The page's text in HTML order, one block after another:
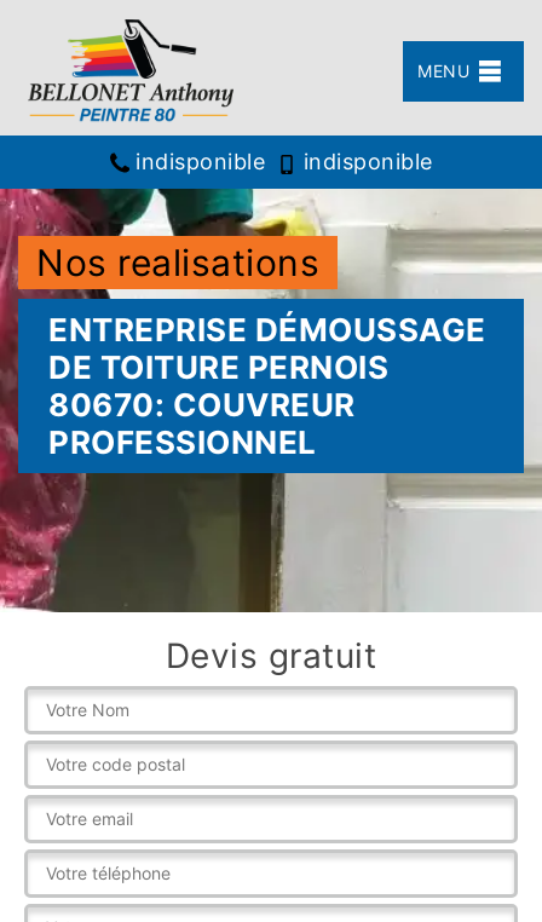
MENU
indisponible indisponible
Nos realisations
ENTREPRISE DÉMOUSSAGE
DE TOITURE PERNOIS
80670: COUVREUR
PROFESSIONNEL
Devis gratuit